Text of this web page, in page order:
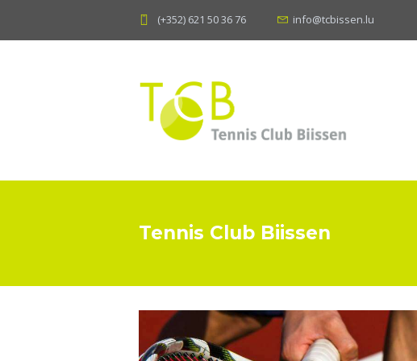
(+352) 621 50 36 76 info@tcbissen.lu
Tennis Club Biissen